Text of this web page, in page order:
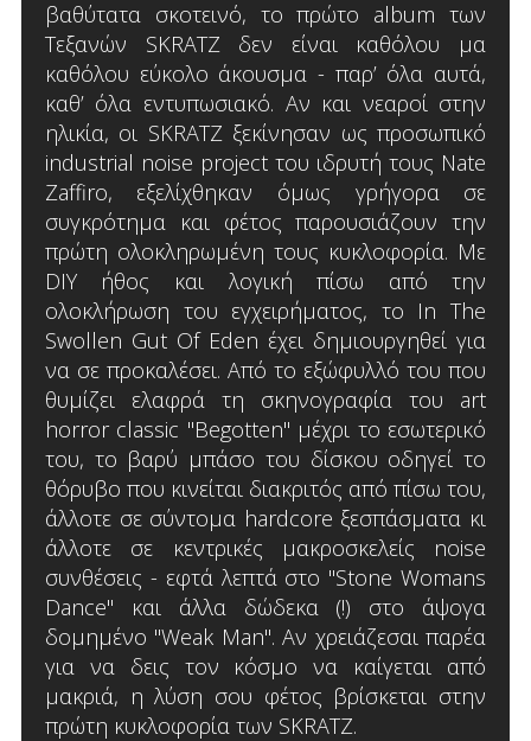
βαθύτατα σκοτεινό, το πρώτο album των
Τεξανών SKRATZ δεν είναι καθόλου μα
καθόλου εύκολο άκουσμα - παρ’ όλα αυτά,
καθ’ όλα εντυπωσιακό. Αν και νεαροί στην
ηλικία, οι SKRATZ ξεκίνησαν ως προσωπικό
industrial noise project του ιδρυτή τους Nate
Zaffiro, εξελίχθηκαν όμως γρήγορα σε
συγκρότημα και φέτος παρουσιάζουν την
πρώτη ολοκληρωμένη τους κυκλοφορία. Με
DIY ήθος και λογική πίσω από την
ολοκλήρωση του εγχειρήματος, το In The
Swollen Gut Of Eden έχει δημιουργηθεί για
να σε προκαλέσει. Από το εξώφυλλό του που
θυμίζει ελαφρά τη σκηνογραφία του art
horror classic "Begotten" μέχρι το εσωτερικό
του, το βαρύ μπάσο του δίσκου οδηγεί το
θόρυβο που κινείται διακριτός από πίσω του,
άλλοτε σε σύντομα hardcore ξεσπάσματα κι
άλλοτε σε κεντρικές μακροσκελείς noise
συνθέσεις - εφτά λεπτά στο "Stone Womans
Dance" και άλλα δώδεκα (!) στο άψογα
δομημένο "Weak Man". Αν χρειάζεσαι παρέα
για να δεις τον κόσμο να καίγεται από
μακριά, η λύση σου φέτος βρίσκεται στην
πρώτη κυκλοφορία των SKRATZ.